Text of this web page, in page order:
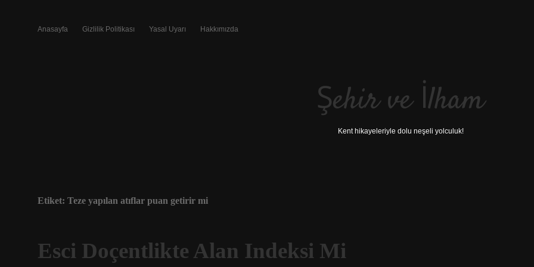
Anasayfa Gizlilik Politikası Yasal Uyarı Hakkımızda
Şehir ve İlham
Kent hikayeleriyle dolu neşeli yolculuk!
Etiket: Teze yapılan atıflar puan getirir mi
Esci Doçentlikte Alan Indeksi Mi